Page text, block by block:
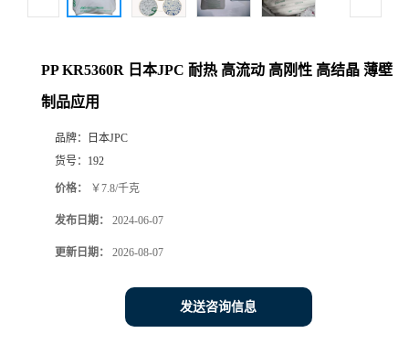
PP KR5360R 日本JPC 耐热 高流动 高刚性 高结晶 薄壁
制品应用
品牌：
日本JPC
货号： 192
价格： ￥7.8/千克
发布日期： 2024-06-07
更新日期： 2026-08-07
发送咨询信息